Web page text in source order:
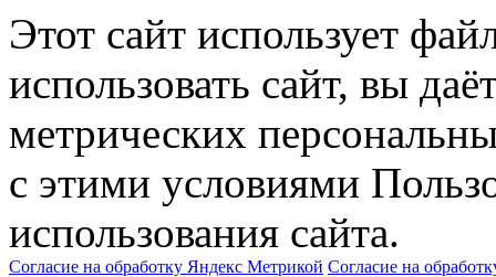
Этот сайт использует
использовать сайт, вы
метрических
с этими условиями
использования сайта.
Согласие на обработку Яндекс Метрикой Согласие на